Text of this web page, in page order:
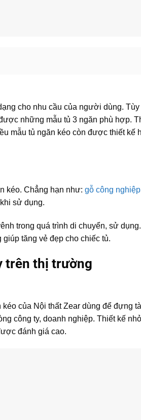
cho nhu cầu của người dùng. Tùy
những mẫu tủ 3 ngăn phù hợp.
mẫu tủ ngăn kéo còn được thiết kế
kéo. Chẳng hạn như: gỗ công nghiệp
khi sử dụng.
trong quá trình di chuyển, sử
tăng vẻ đẹp cho chiếc tủ.
trên thị trường
của Nội thất Zear dùng để đựng
công ty, doanh nghiệp. Thiết kế
đánh giá cao.